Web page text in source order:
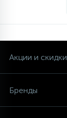
Акции и скидки
Бренды